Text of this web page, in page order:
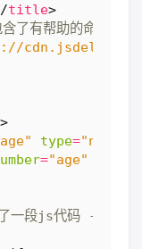
title>
了有帮助的命令行
>
type=
="age"
段js代码 -->